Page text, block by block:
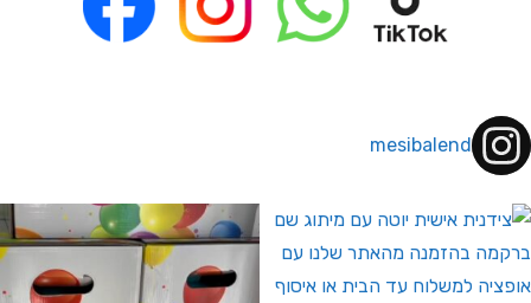
mesibalend
לחברי מועדון ומצטרפים חדשים🤍